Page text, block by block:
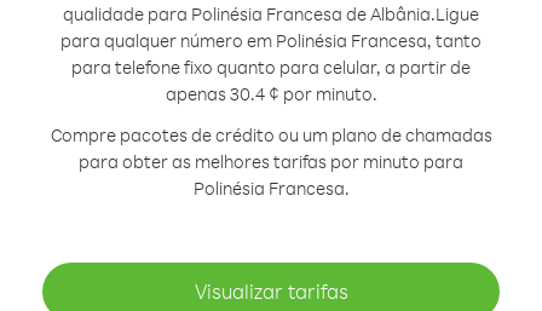
qualidade para Polinésia Francesa de Albânia.Ligue
para qualquer número em Polinésia Francesa, tanto
para telefone fixo quanto para celular, a partir de
apenas 30.4 ¢ por minuto.
Compre pacotes de crédito ou um plano de chamadas
para obter as melhores tarifas por minuto para
Polinésia Francesa.
Visualizar tarifas